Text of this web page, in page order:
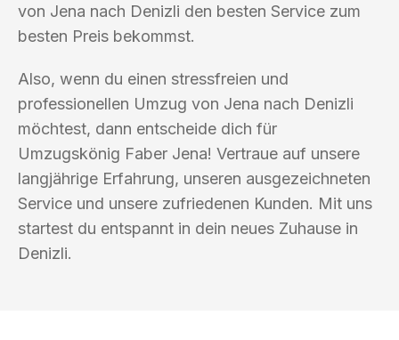
von Jena nach Denizli den besten Service zum
besten Preis bekommst.
Also, wenn du einen stressfreien und
professionellen Umzug von Jena nach Denizli
möchtest, dann entscheide dich für
Umzugskönig Faber Jena! Vertraue auf unsere
langjährige Erfahrung, unseren ausgezeichneten
Service und unsere zufriedenen Kunden. Mit uns
startest du entspannt in dein neues Zuhause in
Denizli.